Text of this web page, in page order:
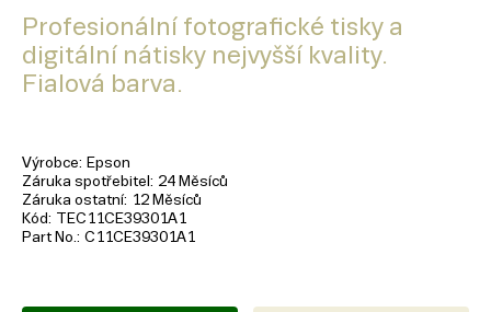
Profesionální fotografické tisky a
digitální nátisky nejvyšší kvality.
Fialová barva.
Výrobce
Epson
Záruka spotřebitel
24 Měsíců
Záruka ostatní 12 Měsíců
Kód
TEC11CE39301A1
Part No. C11CE39301A1